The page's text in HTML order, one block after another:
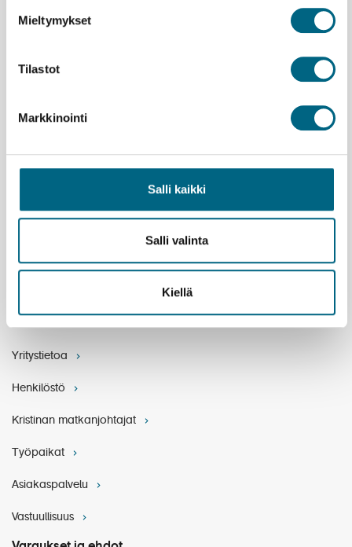
Mieltymykset
Tilastot
Markkinointi
Salli kaikki
Salli valinta
Kiellä
Yritys
Yritystietoa
Henkilöstö
Kristinan matkanjohtajat
Työpaikat
Asiakaspalvelu
Vastuullisuus